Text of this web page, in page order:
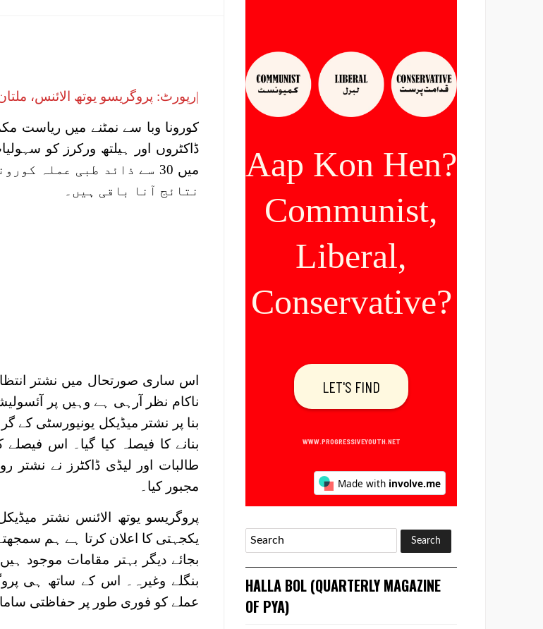
|رپورٹ: پروگریسو یوتھ الائنس،
کورونا وبا سے نمٹنے میں ریاست
ڈاکٹروں اور ہیلتھ ورکرز کو
میں 30 سے ذائد طبی عملہ
نتائج آنا باقی ہیں۔
اس ساری صورتحال میں نشتر
ناکام نظر آرہی ہے وہیں پر
بنا پر نشتر میڈیکل یونیورسٹی کے
طالبات اور لیڈی ڈاکٹرز نے نشتر
مجبور کیا۔
پروگریسو یوتھ الائنس نشتر
یکجہتی کا اعلان کرتا ہے ہم
بجائے دیگر بہتر مقامات موجود
بنگلے وغیرہ۔ اس کے ساتھ ہی
عملے کو فوری طور پر حفاظتی
HALLA BOL (QUARTERLY MAGAZINE
OF PYA)